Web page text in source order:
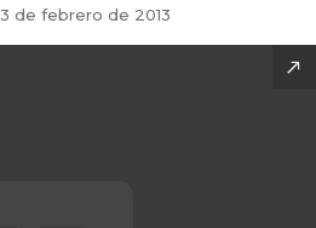
de febrero de 2013